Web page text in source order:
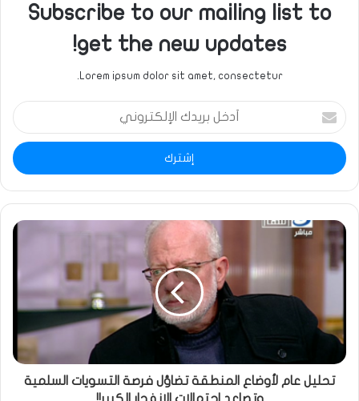
Subscribe to our mailing list to
get the new updates!
Lorem ipsum dolor sit amet, consectetur.
أدخل
بريدك
الإلكتروني
تحليل عام لأوضاع المنطقة تضاؤل فرصة التسويات السلمية